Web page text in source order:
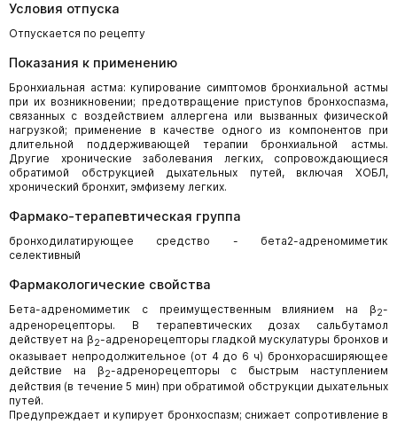
Условия отпуска
Отпускается по рецепту
Показания к применению
Бронхиальная астма: купирование симптомов бронхиальной астмы
при их возникновении; предотвращение приступов бронхоспазма,
связанных с воздействием аллергена или вызванных физической
нагрузкой; применение в качестве одного из компонентов при
длительной поддерживающей терапии бронхиальной астмы.
Другие хронические заболевания легких, сопровождающиеся
обратимой обструкцией дыхательных путей, включая ХОБЛ,
хронический бронхит, эмфизему легких.
Фармако-терапевтическая группа
бронходилатирующее средство - бета2-адреномиметик
селективный
Фармакологические свойства
Бета-адреномиметик с преимущественным влиянием на β2-
адренорецепторы. В терапевтических дозах сальбутамол
действует на β2-адренорецепторы гладкой мускулатуры бронхов и
оказывает непродолжительное (от 4 до 6 ч) бронхорасширяющее
действие на β2-адренорецепторы с быстрым наступлением
действия (в течение 5 мин) при обратимой обструкции дыхательных
путей.
Предупреждает и купирует бронхоспазм; снижает сопротивление в